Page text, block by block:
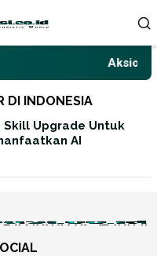
DI INDONESIA
Skill Upgrade Untuk
AI